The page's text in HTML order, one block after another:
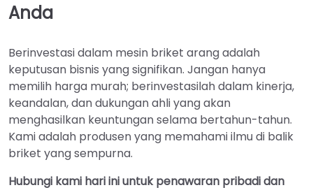
Anda
Berinvestasi dalam mesin briket arang adalah
keputusan bisnis yang signifikan. Jangan hanya
memilih harga murah; berinvestasilah dalam kinerja,
keandalan, dan dukungan ahli yang akan
menghasilkan keuntungan selama bertahun-tahun.
Kami adalah produsen yang memahami ilmu di balik
briket yang sempurna.
Hubungi kami hari ini untuk penawaran pribadi dan